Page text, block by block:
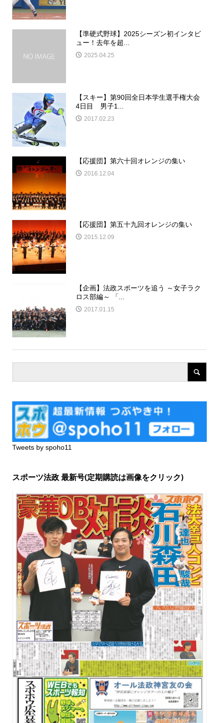
【準硬式野球】2025シーズン初インタビ
ュー！去年を超...
2025.04.25
【スキー】第90回全日本学生選手権大会
4日目 男子1...
2017.02.23
【応援団】第六十回オレンジの集い
2016.12.04
【応援団】第五十九回オレンジの集い
2015.12.09
【企画】法政スポーツを追う ～女子ラク
ロス部編～ 「...
2017.01.15
Tweets by spoho11
スポーツ法政 最新号(定期購読は画像をクリック)